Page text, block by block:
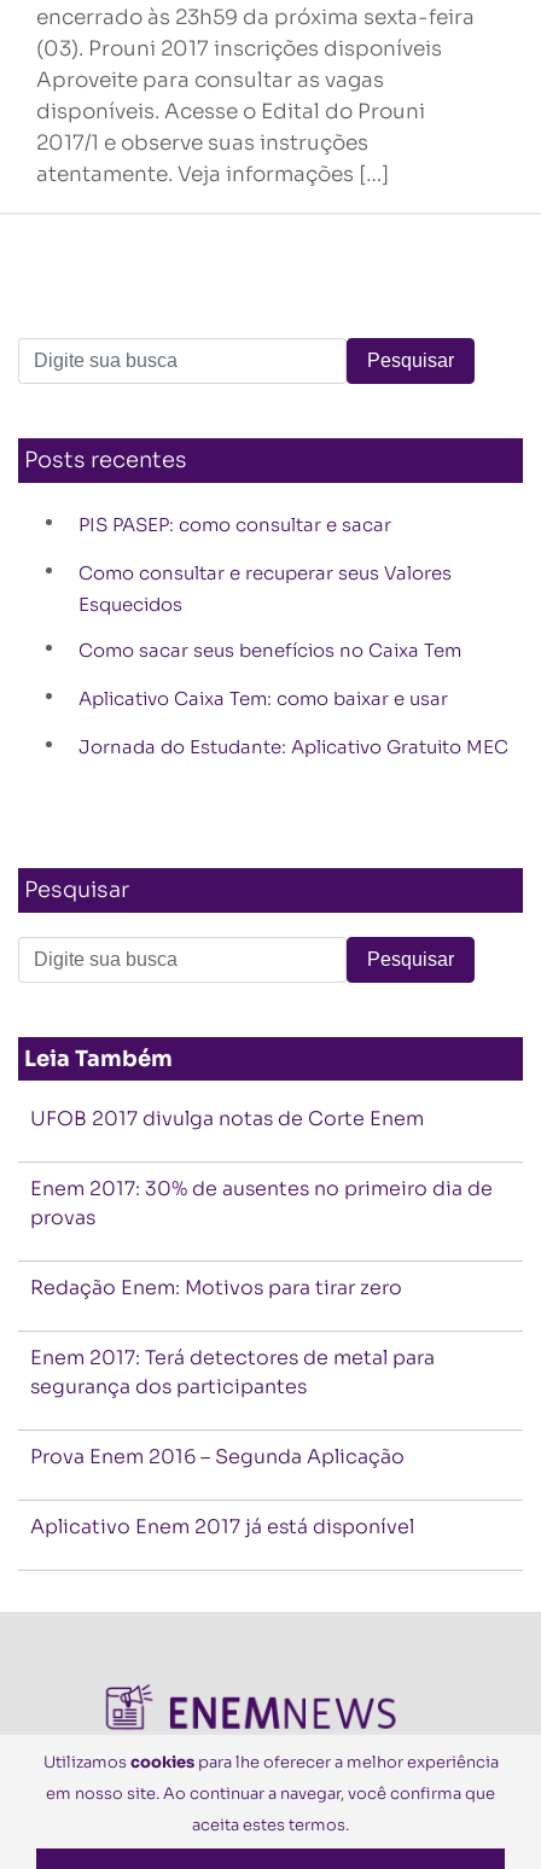
encerrado às 23h59 da próxima sexta-feira
(03). Prouni 2017 inscrições disponíveis
Aproveite para consultar as vagas
disponíveis. Acesse o Edital do Prouni
2017/1 e observe suas instruções
atentamente. Veja informações […]
Posts recentes
PIS PASEP: como consultar e sacar
Como consultar e recuperar seus Valores
Esquecidos
Como sacar seus benefícios no Caixa Tem
Aplicativo Caixa Tem: como baixar e usar
Jornada do Estudante: Aplicativo Gratuito MEC
Pesquisar
Leia Também
UFOB 2017 divulga notas de Corte Enem
Enem 2017: 30% de ausentes no primeiro dia de
provas
Redação Enem: Motivos para tirar zero
Enem 2017: Terá detectores de metal para
segurança dos participantes
Prova Enem 2016 – Segunda Aplicação
Aplicativo Enem 2017 já está disponível
© Todos os Direitos Reservados
Utilizamoscookiespara lhe oferecer a melhor experiência
em nosso site. Ao continuar a navegar, você confirma que
aceita estes termos.